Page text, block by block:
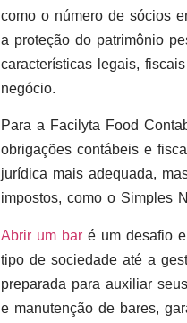
como o número de sócios
a proteção do patrimônio
características legais,
negócio.
Para a Facilyta Food
obrigações contábeis e
jurídica mais adequada,
impostos, como o Simples
Abrir um bar é um desafio
tipo de sociedade até a
preparada para auxiliar
e manutenção de bares,